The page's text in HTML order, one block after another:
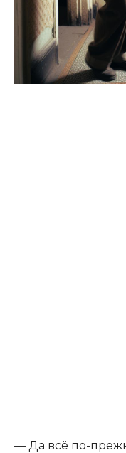
— Да всё по-